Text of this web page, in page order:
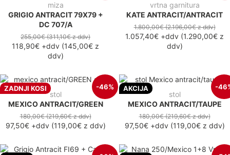
miza
GRIGIO ANTRACIT 79X79 +
DC 707/A
255,00€(311,10€z ddv)
118,90€ +ddv (145,00€ z
ddv)
vrtna garnitura
KATE ANTRACIT/ANTRACIT
1.800,00€(2.196,00€z ddv)
1.057,40€ +ddv (1.290,00€ z
ddv)
ZADNJI KOSI -46%
stol
MEXICO ANTRACIT/GREEN
180,00€(219,60€z ddv)
97,50€+ddv(119,00€z ddv)
AKCIJA -
stol
MEXICO ANTRACIT/TAUPE
180,00€(219,60€z ddv)
97,50€+ddv(119,00€z ddv)